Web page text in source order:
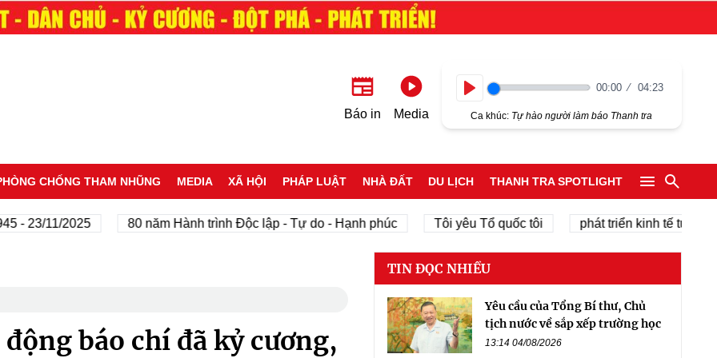
Báo in Media
00:00 04:23
Ca khúc: Tự hào người làm báo Thanh tra
CHỐNG THAM NHŨNG MEDIA XÃ HỘI PHÁP LUẬT NHÀ ĐẤT DU LỊCH THANH TRA SPOTLIGHT
11/2025 80 năm Hành trình Độc lập - Tự do - Hạnh phúc Tôi yêu Tổ quốc tôi phát triển kinh tế tư nhân
báo chí đã kỷ cương,
TIN ĐỌC NHIỀU
Yêu cầu của Tổng Bí thư, Chủ
tịch nước về sắp xếp trường học
13:14 04/08/2026